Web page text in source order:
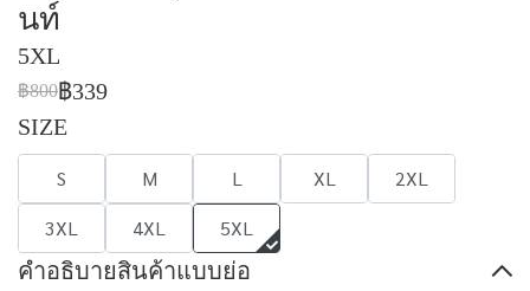
นท์
5XL
฿800฿339
SIZE
S M L XL
2XL
3XL
4XL 5XL
คำอธิบายสินค้าแบบย่อ